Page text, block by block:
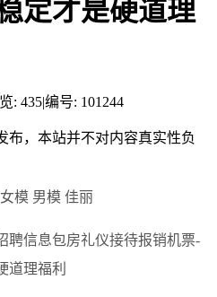
定才是硬道理
: 435|编号: 101244
布，本站并不对内容真实性负
模 男模 佳丽
聘信息包房礼仪接待报销机票-
道理福利